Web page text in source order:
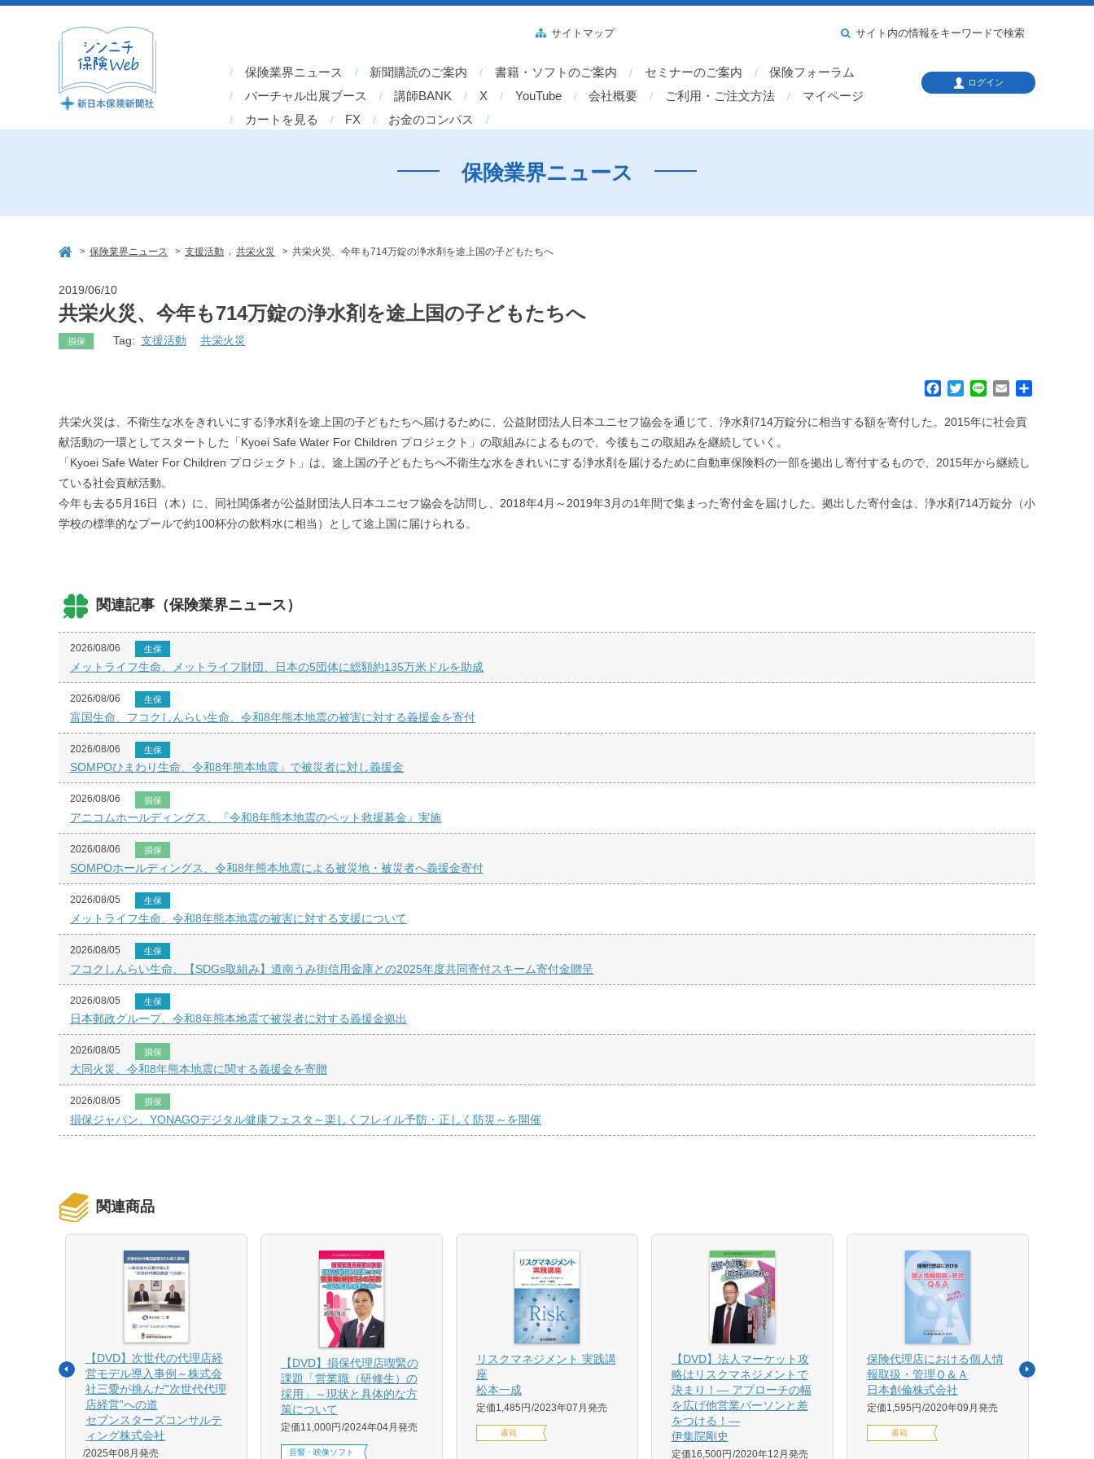
保険業界ニュース 新聞購読のご案内 書籍・ソフトのご案内 セミナーのご案内
保険フォーラム
バーチャル出展ブース
講師BANK X YouTube 会社概要 ご利用・ご注文方法
マイページ
カートを見る
FX お金のコンパス
サイトマップ サイト内の情報をキーワードで検索
ログイン
保険業界ニュース
> 保険業界ニュース > 支援活動 共栄火災 > 共栄火災、今年も714万錠の浄水剤を途上国の子どもたちへ
2019/06/10
共栄火災、今年も714万錠の浄水剤を途上国の子どもたちへ
損保 Tag: 支援活動 共栄火災
c
o
k
i
e
n
a
共栄火災は、不衛生な水をきれいにする浄水剤を途上国の子どもたちへ届けるために、公益財団法人日本ユニセフ協会を通じて、浄水剤714万錠分に相当する額を寄付した。2015年に社会貢
献活動の一環としてスタートした「Kyoei Safe Water For Children プロジェクト」の取組みによるもので、今後もこの取組みを継続していく。
「Kyoei Safe Water For Children プロジェクト」は、途上国の子どもたちへ不衛生な水をきれいにする浄水剤を届けるために自動車保険料の一部を拠出し寄付するもので、2015年から継続し
ている社会貢献活動。
今年も去る5月16日（木）に、同社関係者が公益財団法人日本ユニセフ協会を訪問し、2018年4月～2019年3月の1年間で集まった寄付金を届けした。拠出した寄付金は、浄水剤714万錠分（小
学校の標準的なプールで約100杯分の飲料水に相当）として途上国に届けられる。
関連記事（保険業界ニュース）
2026/08/06 生保
メットライフ生命、メットライフ財団、日本の5団体に総額約135万米ドルを助成
2026/08/06 生保
富国生命、フコクしんらい生命、令和8年熊本地震の被害に対する義援金を寄付
2026/08/06 生保
SOMPOひまわり生命、令和8年熊本地震」で被災者に対し義援金
2026/08/06 損保
アニコムホールディングス、『令和8年熊本地震のペット救援募金』実施
2026/08/06 損保
SOMPOホールディングス、令和8年熊本地震による被災地・被災者へ義援金寄付
2026/08/05 生保
メットライフ生命、令和8年熊本地震の被害に対する支援について
2026/08/05 生保
フコクしんらい生命、【SDGs取組み】道南うみ街信用金庫との2025年度共同寄付スキーム寄付金贈呈
2026/08/05 生保
日本郵政グループ、令和8年熊本地震で被災者に対する義援金拠出
2026/08/05 損保
大同火災、令和8年熊本地震に関する義援金を寄贈
2026/08/05 損保
損保ジャパン、YONAGOデジタル健康フェスタ～楽しくフレイル予防・正しく防災～を開催
関連商品
【DVD】次世代の代理店経
営モデル導入事例～株式会
社三愛が挑んだ”次世代代理
店経営”への道
セブンスターズコンサルテ
ィング株式会社
2025年08月発売
【DVD】損保代理店喫緊の
課題「営業職（研修生）の
採用」～現状と具体的な方
策について
定価11,000円 2024年04月発売
音響・映像ソフト
リスクマネジメント 実践講
座
松本一成
定価1,485円 2023年07月発売
書籍
【DVD】法人マーケット攻
略はリスクマネジメントで
決まり！― アプローチの幅
を広げ他営業パーソンと差
をつける！―
伊集院剛史
定価16,500円 2020年12月発売
保険代理店における個人情
報取扱・管理Ｑ＆Ａ
日本創倫株式会社
定価1,595円 2020年09月発売
書籍